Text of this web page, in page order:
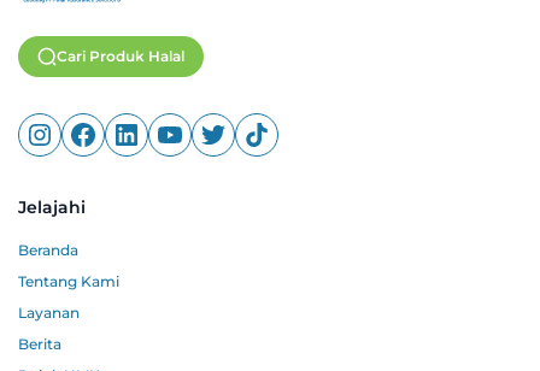
Cari Produk Halal
Jelajahi
Beranda
Tentang Kami
Layanan
Berita